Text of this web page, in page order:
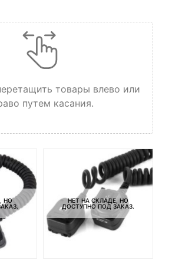
товары влево или
путем касания.
НО
НЕТ НА СКЛАДЕ, НО
ДОСТУПНО ПОД ЗАКАЗ.